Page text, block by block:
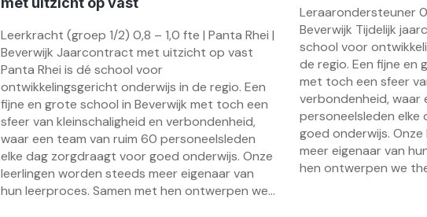
Leerkracht (groep 1/2) 0,8 – 1,0 fte | Panta Rhei |
Beverwijk Jaarcontract met uitzicht op vast
Panta Rhei is dé school voor
ontwikkelingsgericht onderwijs in de regio. Een
fijne en grote school in Beverwijk met toch een
sfeer van kleinschaligheid en verbondenheid,
waar een team van ruim 60 personeelsleden
elke dag zorgdraagt voor goed onderwijs. Onze
leerlingen worden steeds meer eigenaar van
hun leerproces. Samen met hen ontwerpen we...
Leraarondersteuner
Beverwijk Tijdelijk
school voor
de regio. Een fijne en
met toch een sfeer
verbondenheid, waar
personeelsleden
goed onderwijs.
meer eigenaar van
hen ontwerpen we